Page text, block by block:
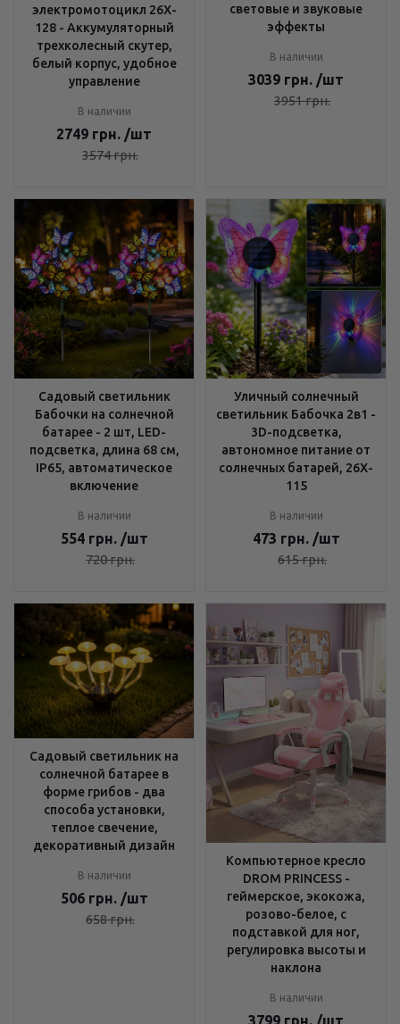
электромотоцикл 26X-
128 - Аккумуляторный
трехколесный скутер,
белый корпус, удобное
управление
В наличии
2749 грн. /шт
3574грн.
световые и звуковые
эффекты
В наличии
3039 грн. /шт
3951грн.
Садовый светильник
Бабочки на солнечной
батарее - 2 шт, LED-
подсветка, длина 68 см,
IP65, автоматическое
включение
В наличии
554 грн. /шт
720грн.
Уличный солнечный
светильник Бабочка 2в1 -
3D-подсветка,
автономное питание от
солнечных батарей, 26X-
115
В наличии
473 грн. /шт
615грн.
Садовый светильник на
солнечной батарее в
форме грибов - два
способа установки,
теплое свечение,
декоративный дизайн
В наличии
506 грн. /шт
658грн.
Компьютерное кресло
DROM PRINCESS -
геймерское, экокожа,
розово-белое, с
подставкой для ног,
регулировка высоты и
наклона
В наличии
3799 грн. /шт